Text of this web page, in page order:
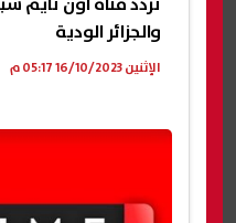
والجزائر الودية
الإثنين 16/10/2023 05:17 م